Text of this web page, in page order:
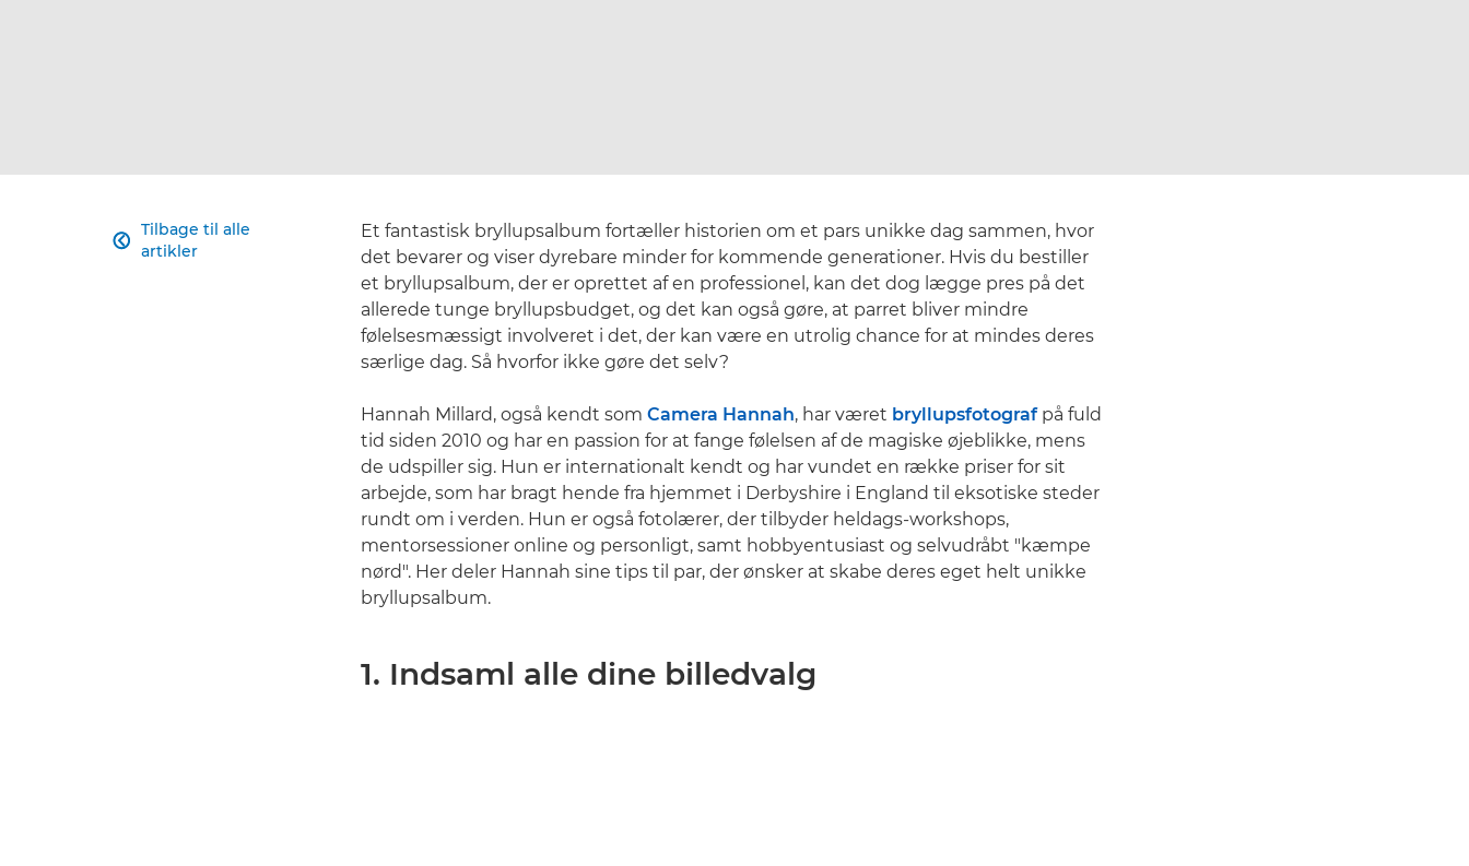
Tilbage til alle
artikler

Et fantastisk bryllupsalbum fortæller historien om et pars unikke dag sammen, hvor
det bevarer og viser dyrebare minder for kommende generationer. Hvis du bestiller
et bryllupsalbum, der er oprettet af en professionel, kan det dog lægge pres på det
allerede tunge bryllupsbudget, og det kan også gøre, at parret bliver mindre
følelsesmæssigt involveret i det, der kan være en utrolig chance for at mindes deres
særlige dag. Så hvorfor ikke gøre det selv?
Hannah Millard, også kendt som Camera Hannah, har været bryllupsfotografpå fuld
tid siden 2010 og har en passion for at fange følelsen af de magiske øjeblikke, mens
de udspiller sig. Hun er internationalt kendt og har vundet en række priser for sit
arbejde, som har bragt hende fra hjemmet i Derbyshire i England til eksotiske steder
rundt om i verden. Hun er også fotolærer, der tilbyder heldags-workshops,
mentorsessioner online og personligt, samt hobbyentusiast og selvudråbt "kæmpe
nørd". Her deler Hannah sine tips til par, der ønsker at skabe deres eget helt unikke
bryllupsalbum.
1. Indsaml alle dine billedvalg